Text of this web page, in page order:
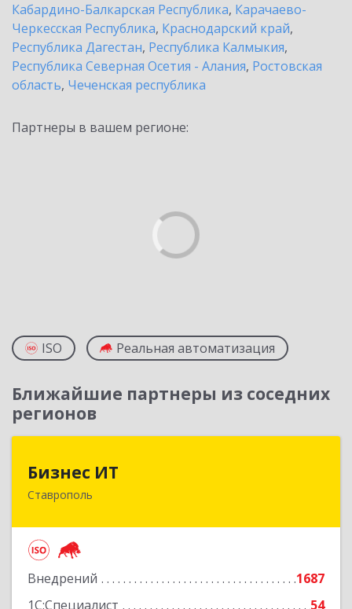
Кабардино-Балкарская Республика, Карачаево-
Черкесская Республика, Краснодарский край,
Республика Дагестан, Республика Калмыкия,
Республика Северная Осетия - Алания, Ростовская
область, Чеченская республика
Партнеры в вашем регионе:
ISO Реальная автоматизация
Ближайшие партнеры из соседних
регионов
Бизнес ИТ
Ставрополь
Внедрений
1687
1С:Специалист
54
355035, Ставропольский край, Ставрополь г, 1